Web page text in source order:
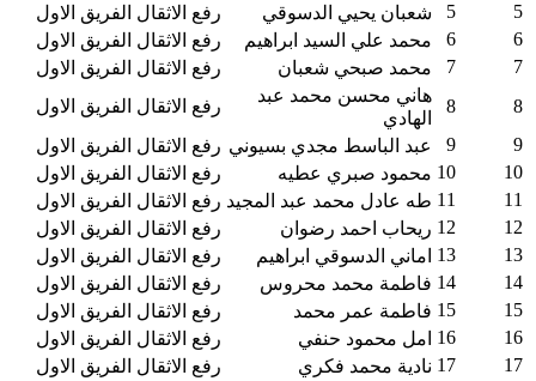
5
5 شعبان يحيي الدسوقي رفع الاثقال الفريق الاول
6
6 محمد علي السيد ابراهيم رفع الاثقال الفريق الاول
7
7 محمد صبحي شعبان رفع الاثقال الفريق الاول
8
8
هاني محسن محمد عبد
الهادي
رفع الاثقال الفريق الاول
9
9 عبد الباسط مجدي بسيوني رفع الاثقال الفريق الاول
10
10 محمود صبري عطيه رفع الاثقال الفريق الاول
11
11 طه عادل محمد عبد المجيد رفع الاثقال الفريق الاول
12
12 ريحاب احمد رضوان رفع الاثقال الفريق الاول
13
13 اماني الدسوقي ابراهيم رفع الاثقال الفريق الاول
14
14 فاطمة محمد محروس رفع الاثقال الفريق الاول
15
15 فاطمة عمر محمد رفع الاثقال الفريق الاول
16
16 امل محمود حنفي رفع الاثقال الفريق الاول
17
17 نادية محمد فكري رفع الاثقال الفريق الاول